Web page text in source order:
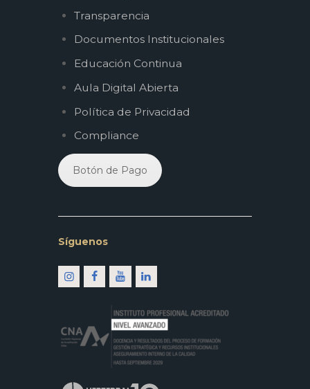
Transparencia
Documentos Institucionales
Educación Continua
Aula Digital Abierta
Política de Privacidad
Compliance
Botón de Pago
Síguenos